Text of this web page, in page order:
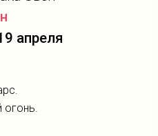
апреля
огонь.